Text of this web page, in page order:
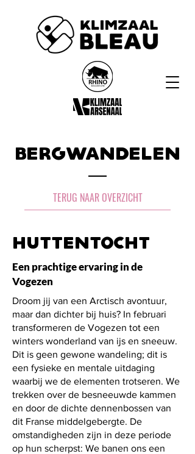
Bergwandelen
TERUG NAAR OVERZICHT
HuttentOcht
Een prachtige ervaring in de
Vogezen
Droom jij van een Arctisch avontuur,
maar dan dichter bij huis? In februari
transformeren de Vogezen tot een
winters wonderland van ijs en sneeuw.
Dit is geen gewone wandeling; dit is
een fysieke en mentale uitdaging
waarbij we de elementen trotseren. We
trekken over de besneeuwde kammen
en door de dichte dennenbossen van
dit Franse middelgebergte. De
omstandigheden zijn in deze periode
op hun scherpst: We banen ons een